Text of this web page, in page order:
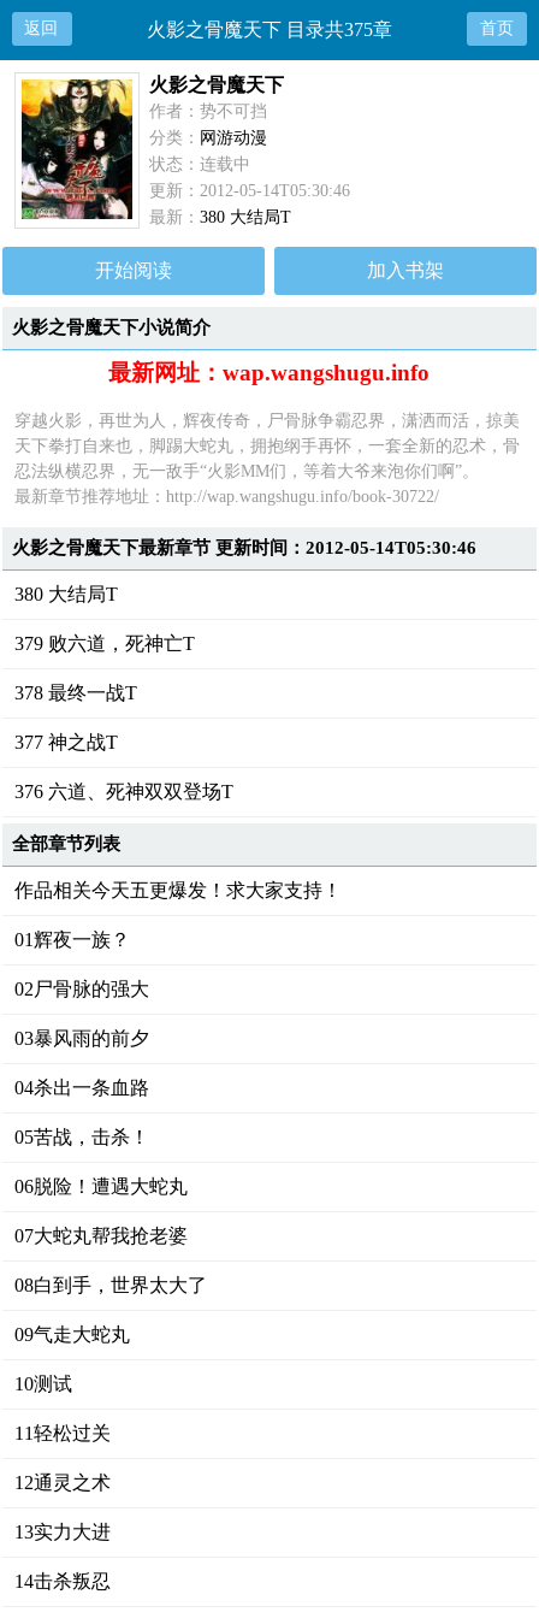
返回 火影之骨魔天下 目录共375章 首页
火影之骨魔天下
作者：势不可挡
分类： 网游动漫
状态：连载中
更新：2012-05-14T05:30:46
最新：380 大结局T
开始阅读 加入书架
火影之骨魔天下小说简介
最新网址：wap.wangshugu.info
穿越火影，再世为人，辉夜传奇，尸骨脉争霸忍界，潇洒而活，掠美
天下拳打自来也，脚踢大蛇丸，拥抱纲手再怀，一套全新的忍术，骨
忍法纵横忍界，无一敌手“火影MM们，等着大爷来泡你们啊”。
最新章节推荐地址：http://wap.wangshugu.info/book-30722/
火影之骨魔天下最新章节 更新时间：2012-05-14T05:30:46
380 大结局T
379 败六道，死神亡T
378 最终一战T
377 神之战T
376 六道、死神双双登场T
全部章节列表
作品相关今天五更爆发！求大家支持！
01辉夜一族？
02尸骨脉的强大
03暴风雨的前夕
04杀出一条血路
05苦战，击杀！
06脱险！遭遇大蛇丸
07大蛇丸帮我抢老婆
08白到手，世界太大了
09气走大蛇丸
10测试
11轻松过关
12通灵之术
13实力大进
14击杀叛忍